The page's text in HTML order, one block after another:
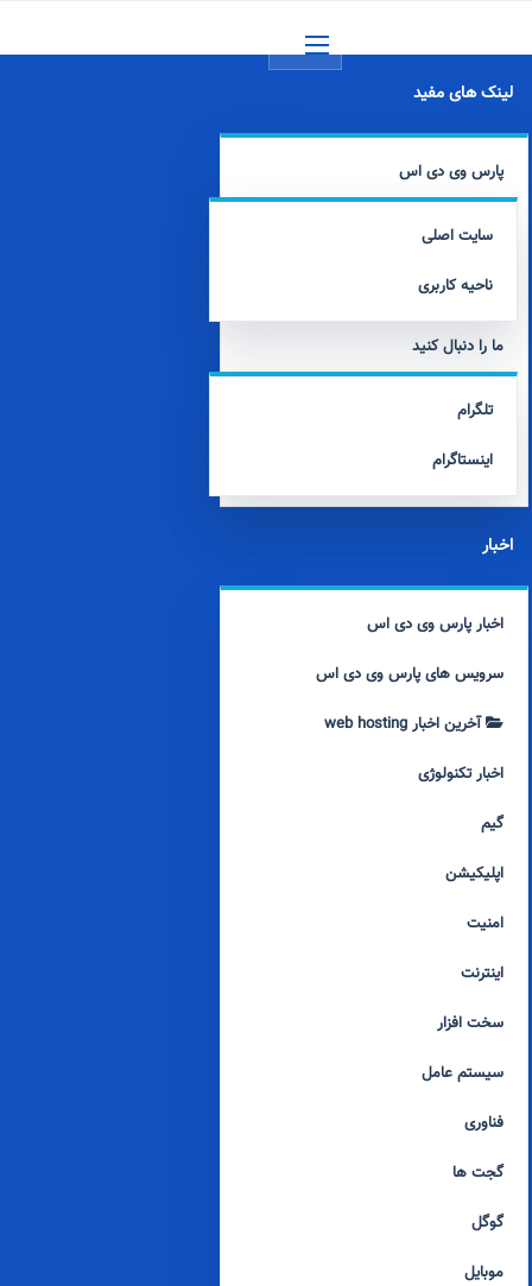
لینک های مفید
پارس وی دی اس
سایت اصلی
ناحیه کاربری
ما را دنبال کنید
تلگرام
اینستاگرام
اخبار
اخبار پارس وی دی اس
سرویس های پارس وی دی اس
آخرین اخبار web hosting
اخبار تکنولوژی
گیم
اپلیکیشن
امنیت
اینترنت
سخت افزار
سیستم عامل
فناوری
گجت ها
گوگل
موبایل